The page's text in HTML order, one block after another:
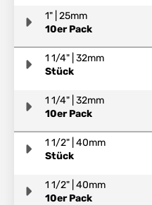
1" | 25mm
10er Pack
1 1/4" | 32mm
Stück
1 1/4" | 32mm
10er Pack
1 1/2" | 40mm
Stück
1 1/2" | 40mm
10er Pack